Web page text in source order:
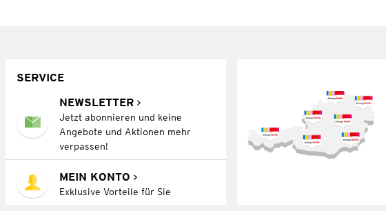
SERVICE
NEWSLETTER
Jetzt abonnieren und keine
Angebote und Aktionen mehr
verpassen!
MEIN KONTO
Exklusive Vorteile für Sie